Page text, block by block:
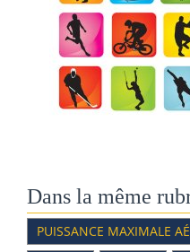
Dans la même
PUISSANCE MAXIMALE